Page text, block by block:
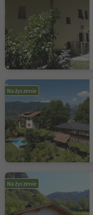
Na życzenie
Na życzenie